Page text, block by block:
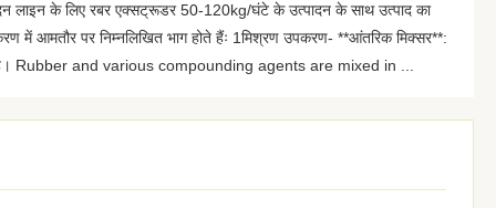
लाइन के लिए रबर एक्सट्रूडर 50-120kg/घंटे के उत्पादन के साथ उत्पाद का
में आमतौर पर निम्नलिखित भाग होते हैंः 1मिश्रण उपकरण- **आंतरिक मिक्सर**:
Rubber and various compounding agents are mixed in ...